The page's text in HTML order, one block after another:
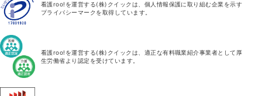
看護roo!を運営する(株)クイックは、個人情報保護に取り組む企業を示す
プライバシーマークを取得しています。
看護roo!を運営する(株)クイックは、適正な有料職業紹介事業者として厚
生労働省より認定を受けています。